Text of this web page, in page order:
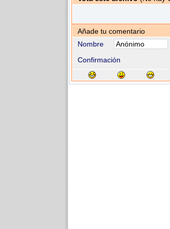
Añade tu comentario
Nombre
Confirmación